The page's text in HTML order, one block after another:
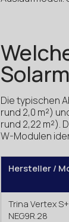
Die typischen
rund 2,0 m²)
rund 2,22 m²).
W-Modulen
Hersteller /
Trina Vertex
NEG9R.28